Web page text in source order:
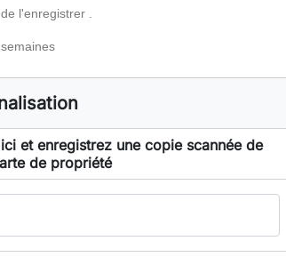
l'enregistrer .
et enregistrez une copie scannée de
de propriété